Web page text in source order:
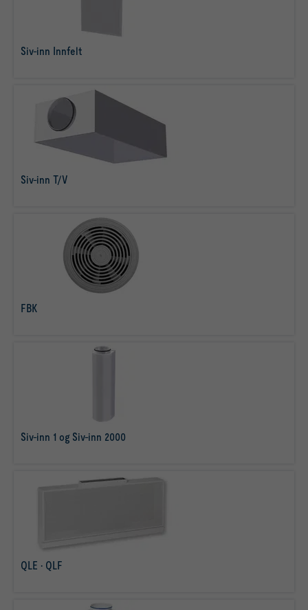
Siv-inn Innfelt
Siv-inn T/V
FBK
Siv-inn 1 og Siv-inn 2000
læs mere
QLE · QLF